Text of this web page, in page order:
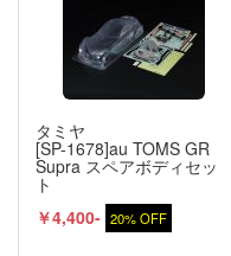
タミヤ
[SP-1678]au TOMS GR
Supra スペアボディセッ
ト
￥4,400- 20% OFF